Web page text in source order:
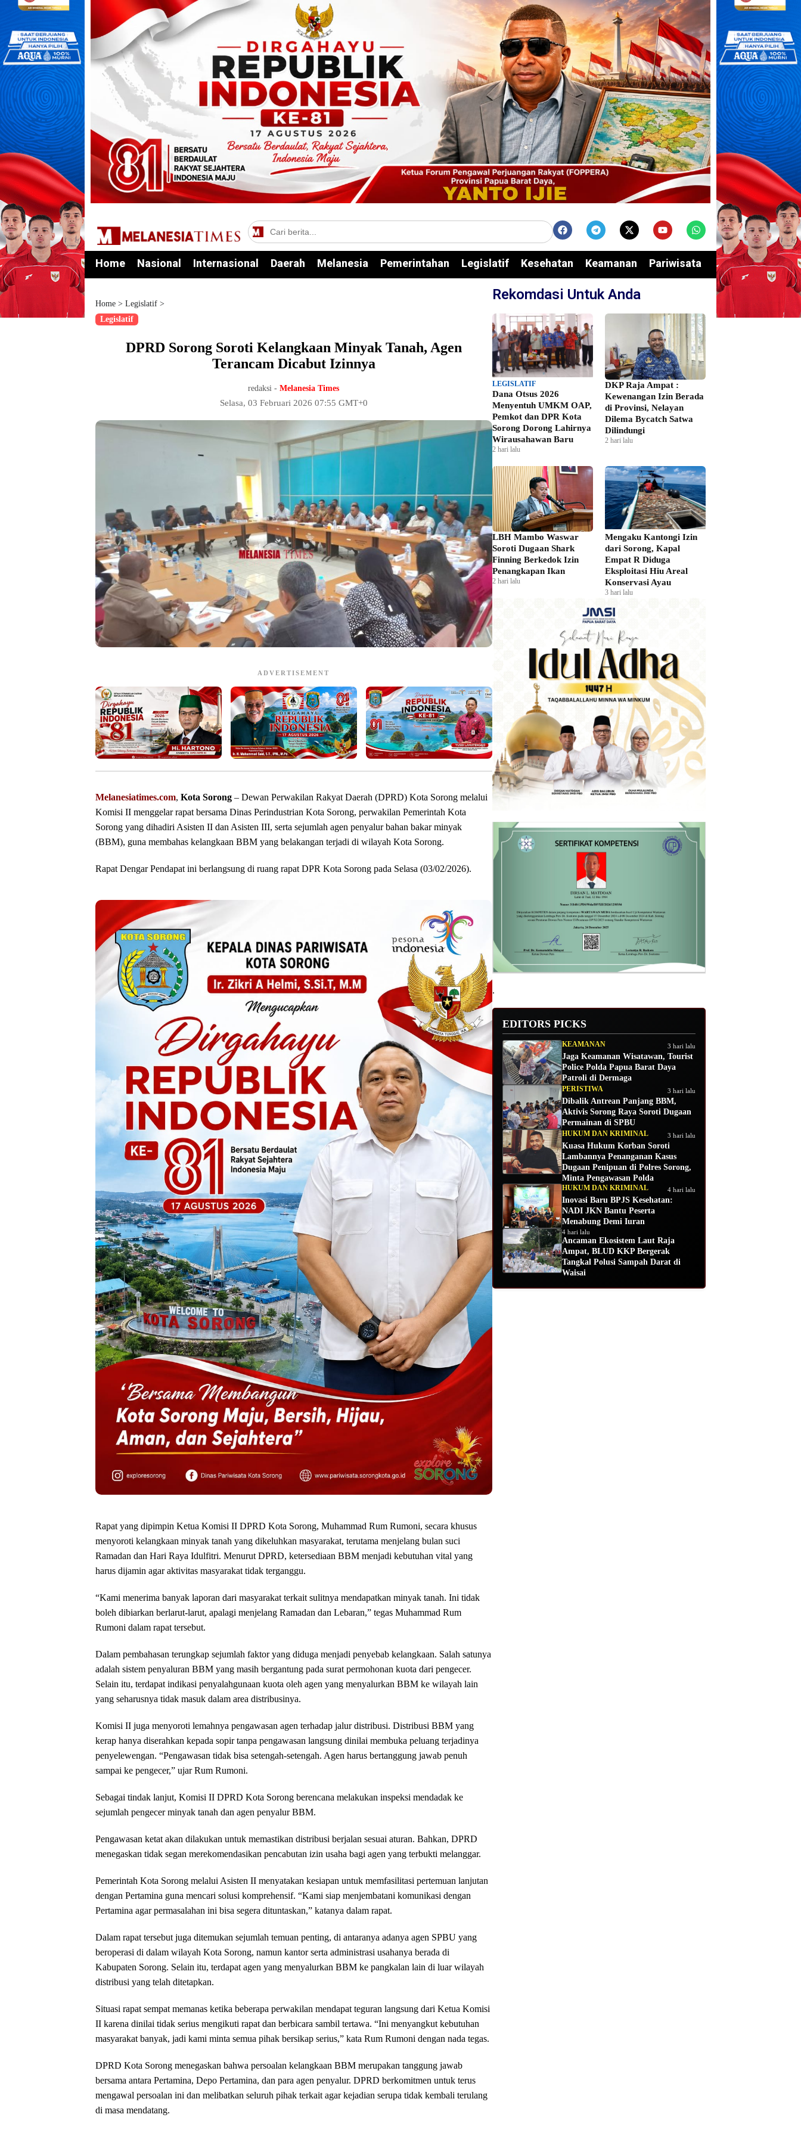
Home Nasional Internasional Daerah Melanesia Pemerintahan Legislatif Kesehatan Keamanan Pariwisata Edukasi Opini
Home > Legislatif >
Legislatif
DPRD Sorong Soroti Kelangkaan Minyak Tanah, Agen
Terancam Dicabut Izinnya
redaksi -Melanesia Times
Selasa, 03 Februari 2026 07:55 GMT+0
ADVERTISEMENT
Melanesiatimes.com, Kota Sorong – Dewan Perwakilan Rakyat Daerah (DPRD) Kota Sorong melalui
Komisi II menggelar rapat bersama Dinas Perindustrian Kota Sorong, perwakilan Pemerintah Kota
Sorong yang dihadiri Asisten II dan Asisten III, serta sejumlah agen penyalur bahan bakar minyak
(BBM), guna membahas kelangkaan BBM yang belakangan terjadi di wilayah Kota Sorong.
Rapat Dengar Pendapat ini berlangsung di ruang rapat DPR Kota Sorong pada Selasa (03/02/2026).
Rapat yang dipimpin Ketua Komisi II DPRD Kota Sorong, Muhammad Rum Rumoni, secara khusus
menyoroti kelangkaan minyak tanah yang dikeluhkan masyarakat, terutama menjelang bulan suci
Ramadan dan Hari Raya Idulfitri. Menurut DPRD, ketersediaan BBM menjadi kebutuhan vital yang
harus dijamin agar aktivitas masyarakat tidak terganggu.
“Kami menerima banyak laporan dari masyarakat terkait sulitnya mendapatkan minyak tanah. Ini tidak
boleh dibiarkan berlarut-larut, apalagi menjelang Ramadan dan Lebaran,” tegas Muhammad Rum
Rumoni dalam rapat tersebut.
Dalam pembahasan terungkap sejumlah faktor yang diduga menjadi penyebab kelangkaan. Salah satunya
adalah sistem penyaluran BBM yang masih bergantung pada surat permohonan kuota dari pengecer.
Selain itu, terdapat indikasi penyalahgunaan kuota oleh agen yang menyalurkan BBM ke wilayah lain
yang seharusnya tidak masuk dalam area distribusinya.
Komisi II juga menyoroti lemahnya pengawasan agen terhadap jalur distribusi. Distribusi BBM yang
kerap hanya diserahkan kepada sopir tanpa pengawasan langsung dinilai membuka peluang terjadinya
penyelewengan. “Pengawasan tidak bisa setengah-setengah. Agen harus bertanggung jawab penuh
sampai ke pengecer,” ujar Rum Rumoni.
Sebagai tindak lanjut, Komisi II DPRD Kota Sorong berencana melakukan inspeksi mendadak ke
sejumlah pengecer minyak tanah dan agen penyalur BBM.
Pengawasan ketat akan dilakukan untuk memastikan distribusi berjalan sesuai aturan. Bahkan, DPRD
menegaskan tidak segan merekomendasikan pencabutan izin usaha bagi agen yang terbukti melanggar.
Pemerintah Kota Sorong melalui Asisten II menyatakan kesiapan untuk memfasilitasi pertemuan lanjutan
dengan Pertamina guna mencari solusi komprehensif. “Kami siap menjembatani komunikasi dengan
Pertamina agar permasalahan ini bisa segera dituntaskan,” katanya dalam rapat.
Dalam rapat tersebut juga ditemukan sejumlah temuan penting, di antaranya adanya agen SPBU yang
beroperasi di dalam wilayah Kota Sorong, namun kantor serta administrasi usahanya berada di
Kabupaten Sorong. Selain itu, terdapat agen yang menyalurkan BBM ke pangkalan lain di luar wilayah
distribusi yang telah ditetapkan.
Situasi rapat sempat memanas ketika beberapa perwakilan mendapat teguran langsung dari Ketua Komisi
II karena dinilai tidak serius mengikuti rapat dan berbicara sambil tertawa. “Ini menyangkut kebutuhan
masyarakat banyak, jadi kami minta semua pihak bersikap serius,” kata Rum Rumoni dengan nada tegas.
DPRD Kota Sorong menegaskan bahwa persoalan kelangkaan BBM merupakan tanggung jawab
bersama antara Pertamina, Depo Pertamina, dan para agen penyalur. DPRD berkomitmen untuk terus
mengawal persoalan ini dan melibatkan seluruh pihak terkait agar kejadian serupa tidak kembali terulang
di masa mendatang.
Rekomdasi Untuk Anda
LEGISLATIF
Dana Otsus 2026
Menyentuh UMKM OAP,
Pemkot dan DPR Kota
Sorong Dorong Lahirnya
Wirausahawan Baru
2 hari lalu
DKP Raja Ampat :
Kewenangan Izin Berada
di Provinsi, Nelayan
Dilema Bycatch Satwa
Dilindungi
2 hari lalu
LBH Mambo Waswar
Soroti Dugaan Shark
Finning Berkedok Izin
Penangkapan Ikan
2 hari lalu
Mengaku Kantongi Izin
dari Sorong, Kapal
Empat R Diduga
Eksploitasi Hiu Areal
Konservasi Ayau
3 hari lalu
.
EDITORS PICKS
KEAMANAN 3 hari lalu
Jaga Keamanan Wisatawan, Tourist
Police Polda Papua Barat Daya
Patroli di Dermaga
PERISTIWA 3 hari lalu
Dibalik Antrean Panjang BBM,
Aktivis Sorong Raya Soroti Dugaan
Permainan di SPBU
HUKUM DAN KRIMINAL 3 hari lalu
Kuasa Hukum Korban Soroti
Lambannya Penanganan Kasus
Dugaan Penipuan di Polres Sorong,
Minta Pengawasan Polda
HUKUM DAN KRIMINAL 4 hari lalu
Inovasi Baru BPJS Kesehatan:
NADI JKN Bantu Peserta
Menabung Demi Iuran
4 hari lalu
Ancaman Ekosistem Laut Raja
Ampat, BLUD KKP Bergerak
Tangkal Polusi Sampah Darat di
Waisai